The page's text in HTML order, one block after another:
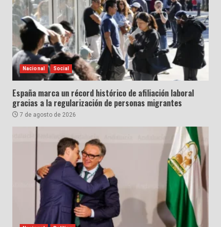
Nacional Social
España marca un récord histórico de afiliación laboral
gracias a la regularización de personas migrantes
7 de agosto de 2026